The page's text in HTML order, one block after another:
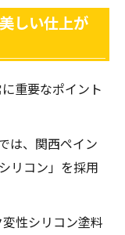
しい仕上が
重要なポイント
は、関西ペイン
リコン」を採用
性シリコン塗料